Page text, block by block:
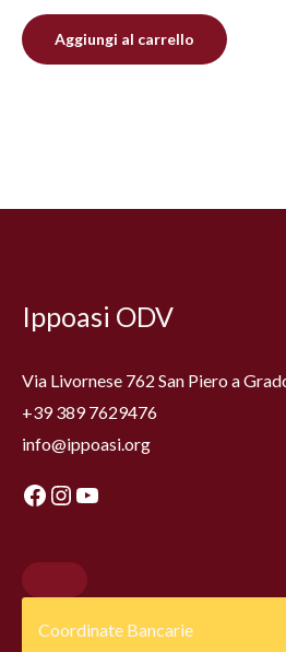
Aggiungi al carrello
Ippoasi ODV
Via Livornese 762 San Piero a
+39 389 7629476
info@ippoasi.org
Coordinate Bancarie